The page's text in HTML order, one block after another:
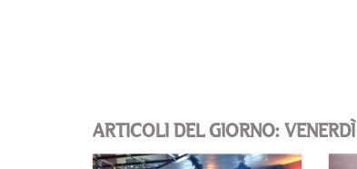
ARTICOLI DEL GIORNO: